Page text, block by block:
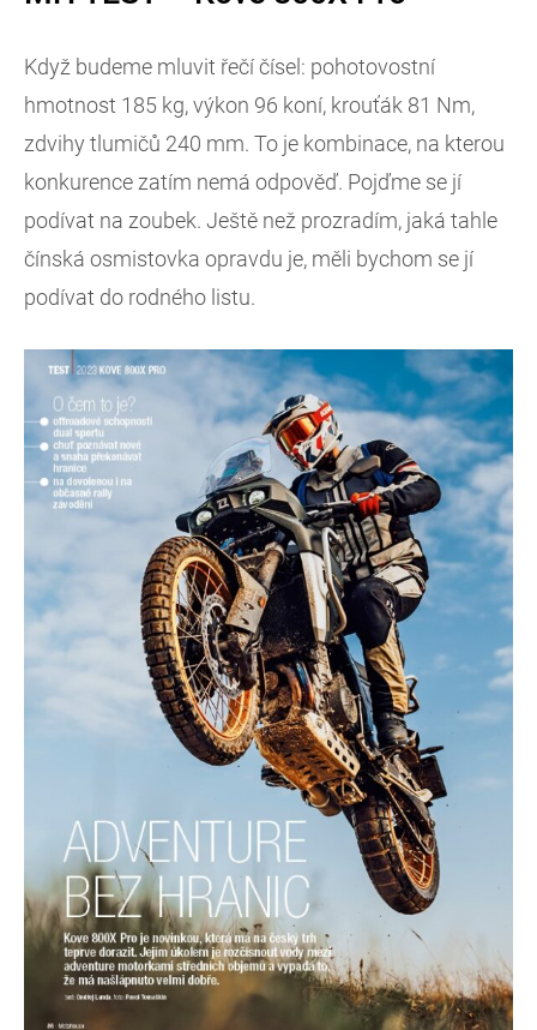
Když budeme mluvit řečí čísel: pohotovostní
hmotnost 185 kg, výkon 96 koní, krouťák 81 Nm,
zdvihy tlumičů 240 mm. To je kombinace, na kterou
konkurence zatím nemá odpověď. Pojďme se jí
podívat na zoubek. Ještě než prozradím, jaká tahle
čínská osmistovka opravdu je, měli bychom se jí
podívat do rodného listu.